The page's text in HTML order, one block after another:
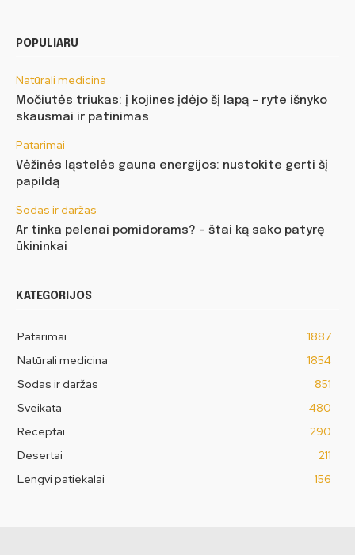
POPULIARU
Natūrali medicina
Močiutės triukas: į kojines įdėjo šį lapą – ryte išnyko
skausmai ir patinimas
Patarimai
Vėžinės ląstelės gauna energijos: nustokite gerti šį
papildą
Sodas ir daržas
Ar tinka pelenai pomidorams? – štai ką sako patyrę
ūkininkai
KATEGORIJOS
Patarimai
1887
Natūrali medicina
1854
Sodas ir daržas
851
Sveikata
480
Receptai
290
Desertai
211
Lengvi patiekalai
156